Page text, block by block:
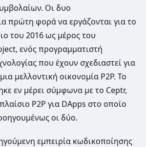
Οι δυο
πρώτη φορά να εργάζονται για το
του 2016 ως μέρος του
ενός προγραμματιστή
που έχουν σχεδιαστεί για
μελλοντική οικονομία P2P. Το
εν μέρει σύμφωνα με το Ceptr,
P2P για DApps στο οποίο
οι δύο.
εμπειρία κωδικοποίησης